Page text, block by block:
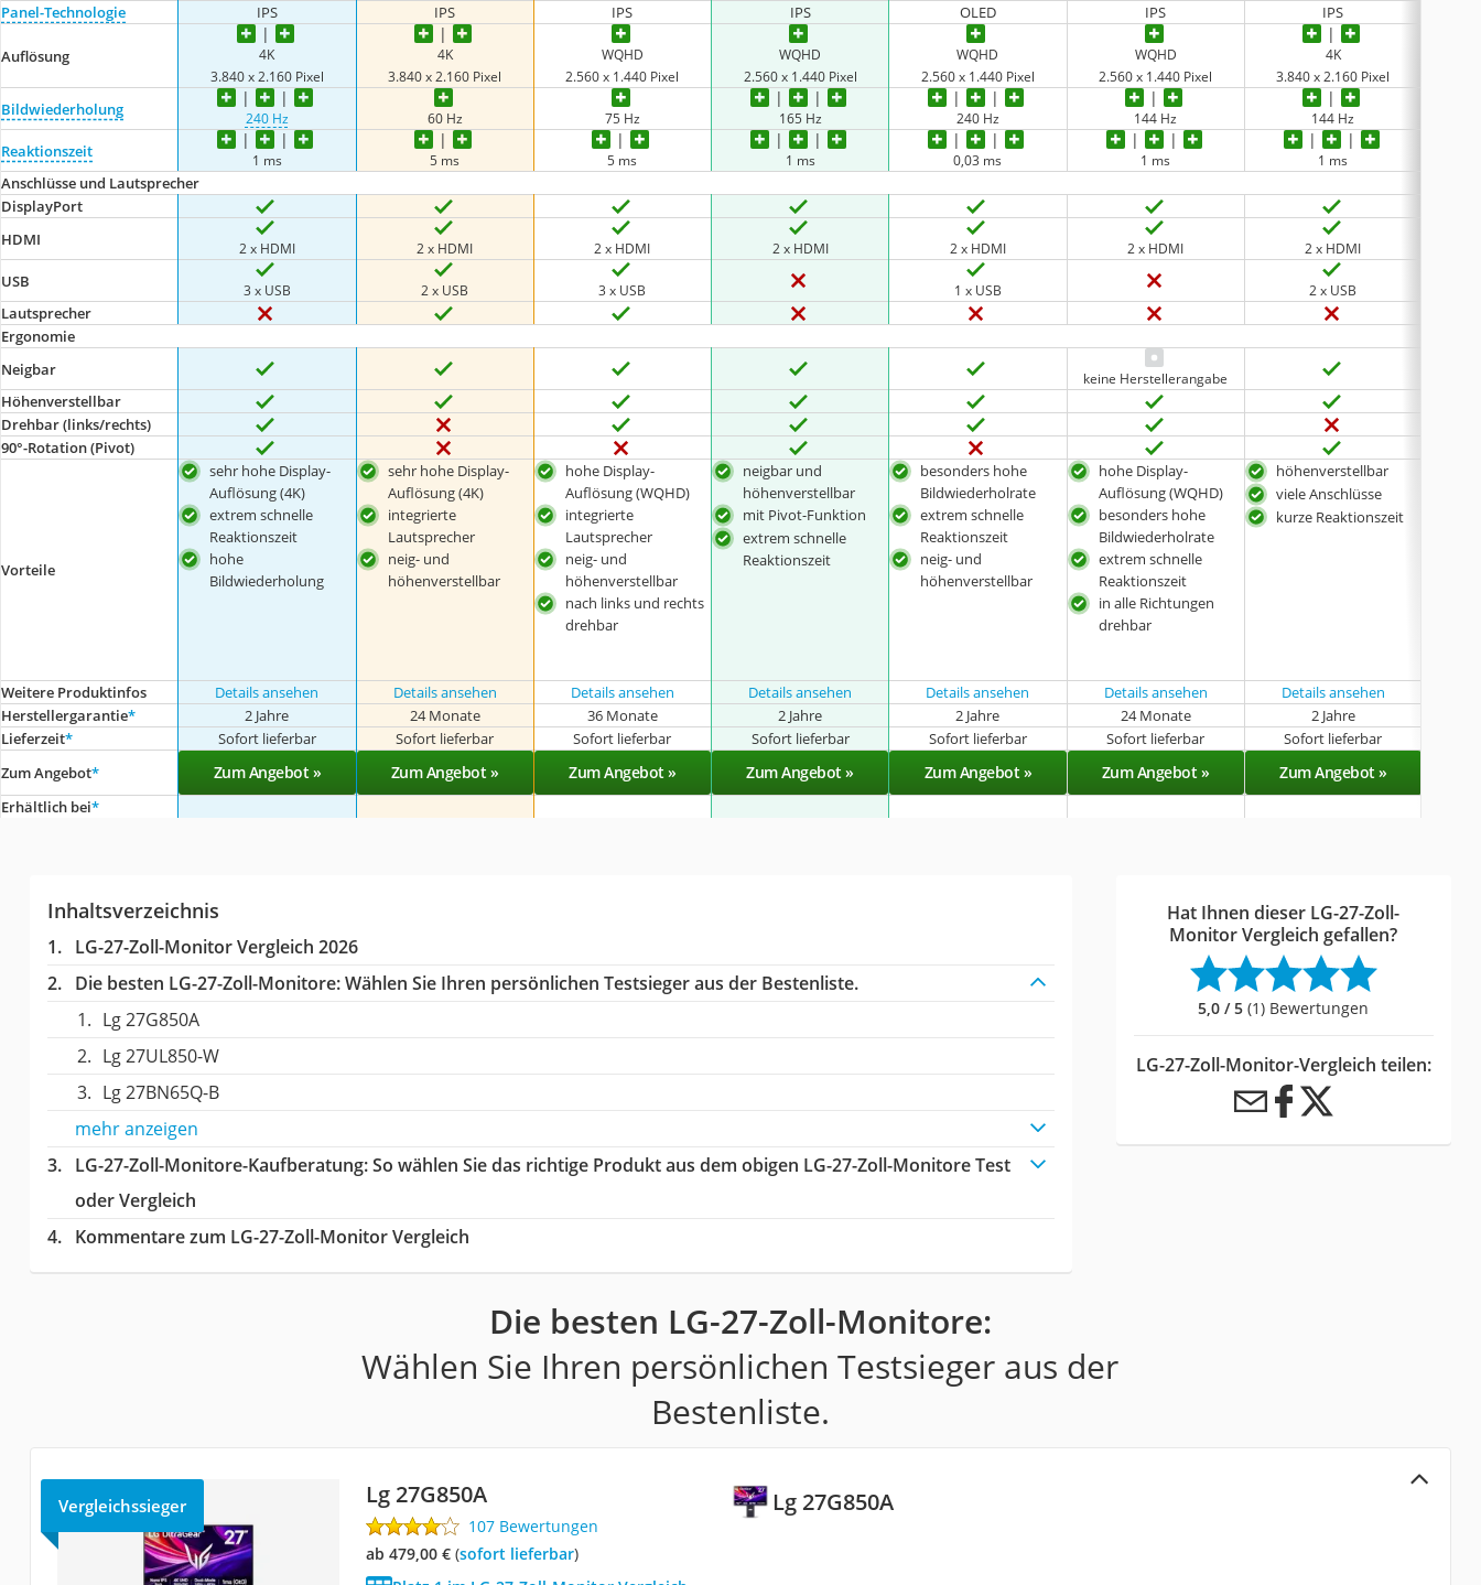
Panel-Technologie
IPS IPS IPS IPS OLED IPS IPS
Auflösung
4K
3.840 x 2.160 Pixel
4K
3.840 x 2.160 Pixel
WQHD
2.560 x 1.440 Pixel
WQHD
2.560 x 1.440 Pixel
WQHD
2.560 x 1.440 Pixel
WQHD
2.560 x 1.440 Pixel
4K
3.840 x 2.160 Pixel
Bildwiederholung 240 Hz 60 Hz 75 Hz 165 Hz 240 Hz 144 Hz 144 Hz
Reaktionszeit 1 ms 5 ms 5 ms 1 ms 0,03 ms 1 ms 1 ms
Anschlüsse und Lautsprecher
DisplayPort
HDMI
2 x HDMI 2 x HDMI 2 x HDMI 2 x HDMI 2 x HDMI 2 x HDMI 2 x HDMI
USB 3 x USB 2 x USB 3 x USB 1 x USB 2 x USB
Lautsprecher
Ergonomie
Neigbar
keine Herstellerangabe
Höhenverstellbar
Drehbar (links/rechts)
90°-Rotation (Pivot)
Vorteile
sehr hohe Display-
Auflösung (4K)
extrem schnelle
Reaktionszeit
hohe
Bildwiederholung
sehr hohe Display-
Auflösung (4K)
integrierte
Lautsprecher
neig- und
höhenverstellbar
hohe Display-
Auflösung (WQHD)
integrierte
Lautsprecher
neig- und
höhenverstellbar
nach links und rechts
drehbar
neigbar und
höhenverstellbar
mit Pivot-Funktion
extrem schnelle
Reaktionszeit
besonders hohe
Bildwiederholrate
extrem schnelle
Reaktionszeit
neig- und
höhenverstellbar
hohe Display-
Auflösung (WQHD)
besonders hohe
Bildwiederholrate
extrem schnelle
Reaktionszeit
in alle Richtungen
drehbar
höhenverstellbar
viele Anschlüsse
kurze Reaktionszeit
Weitere Produktinfos
Details ansehen Details ansehen Details ansehen Details ansehen Details ansehen Details ansehen Details ansehen
Herstellergarantie* 2 Jahre 24 Monate 36 Monate 2 Jahre 2 Jahre 24 Monate
2 Jahre
Lieferzeit* Sofort lieferbar Sofort lieferbar Sofort lieferbar Sofort lieferbar Sofort lieferbar Sofort lieferbar Sofort lieferbar
Zum Angebot* Zum Angebot » Zum Angebot » Zum Angebot » Zum Angebot » Zum Angebot » Zum Angebot » Zum Angebot »
Erhältlich bei*
Inhaltsverzeichnis
LG-27-Zoll-Monitor Vergleich 2026
Die besten LG-27-Zoll-Monitore:Wählen Sie Ihren persönlichen Testsieger aus der Bestenliste.
Lg 27G850A
Lg 27UL850-W
Lg 27BN65Q-B
mehr anzeigen
LG-27-Zoll-Monitore-Kaufberatung: So wählen Sie das richtige Produkt aus dem obigen LG-27-Zoll-Monitore Test
oder Vergleich
Kommentare zum LG-27-Zoll-Monitor Vergleich
Hat Ihnen dieser LG-27-Zoll-
Monitor Vergleich gefallen?
5,0 / 5 (1) Bewertungen
LG-27-Zoll-Monitor-Vergleich teilen:
Die besten LG-27-Zoll-Monitore:
Wählen Sie Ihren persönlichen Testsieger aus der
Bestenliste.
Lg 27G850A
Vergleichssieger Lg 27G850A
107 Bewertungen
ab 479,00 €( Sofort lieferbar)